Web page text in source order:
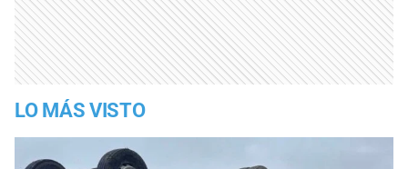
LO MÁS VISTO